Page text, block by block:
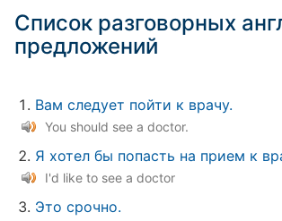
Список разговорных
предложений
Вам следует пойти к врачу.
You should see a doctor.
Я хотел бы попасть на прием к
I'd like to see a doctor
Это срочно.